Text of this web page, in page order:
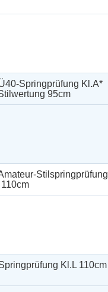
Springprüfung Kl.A*
95cm
Stilspringprüfung
110cm
Kl.L 110cm